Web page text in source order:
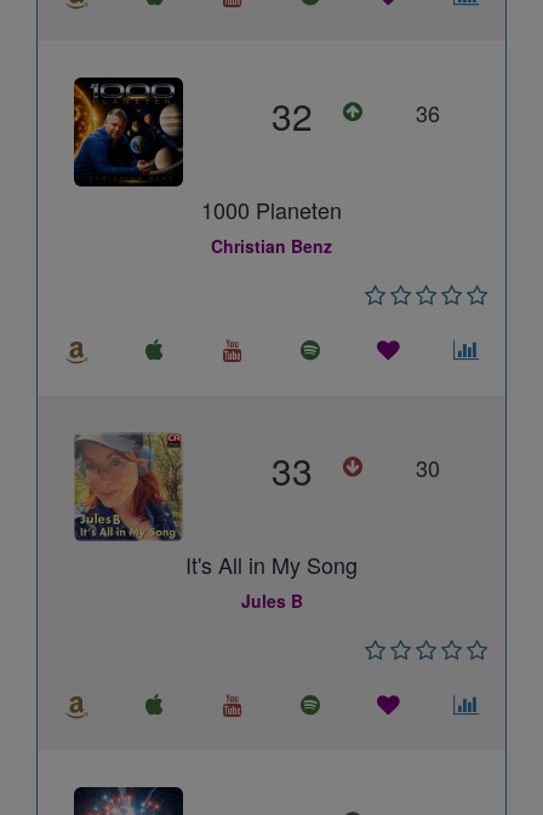
32 36
1000 Planeten
Christian Benz
33 30
It's All in My Song
Jules B